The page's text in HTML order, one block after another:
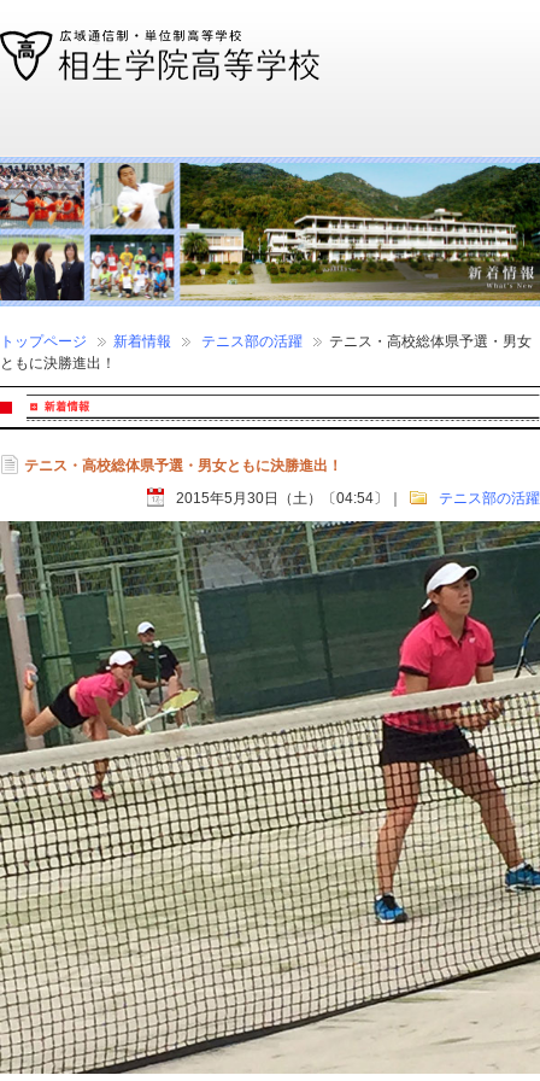
トップページ 新着情報 テニス部の活躍
テニス・高校総体県予選・男女
ともに決勝進出！
テニス・高校総体県予選・男女ともに決勝進出！
2015年5月30日（土）〔04:54〕
テニス部の活躍